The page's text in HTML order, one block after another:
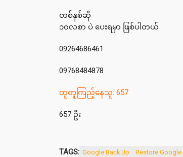
တစ်နှစ်ဆို
၁၀လစာ ပဲ ပေးရမှာ ဖြစ်ပါတယ်
09264686461
09768484878
တူတူကြည့်နေသူ: 657
657 ဦး
TAGS: Google Back Up Restore Google